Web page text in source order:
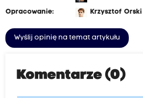
Opracowanie:
Krzysztof Orski
Wyślij opinię na temat artykułu
Komentarze (0)